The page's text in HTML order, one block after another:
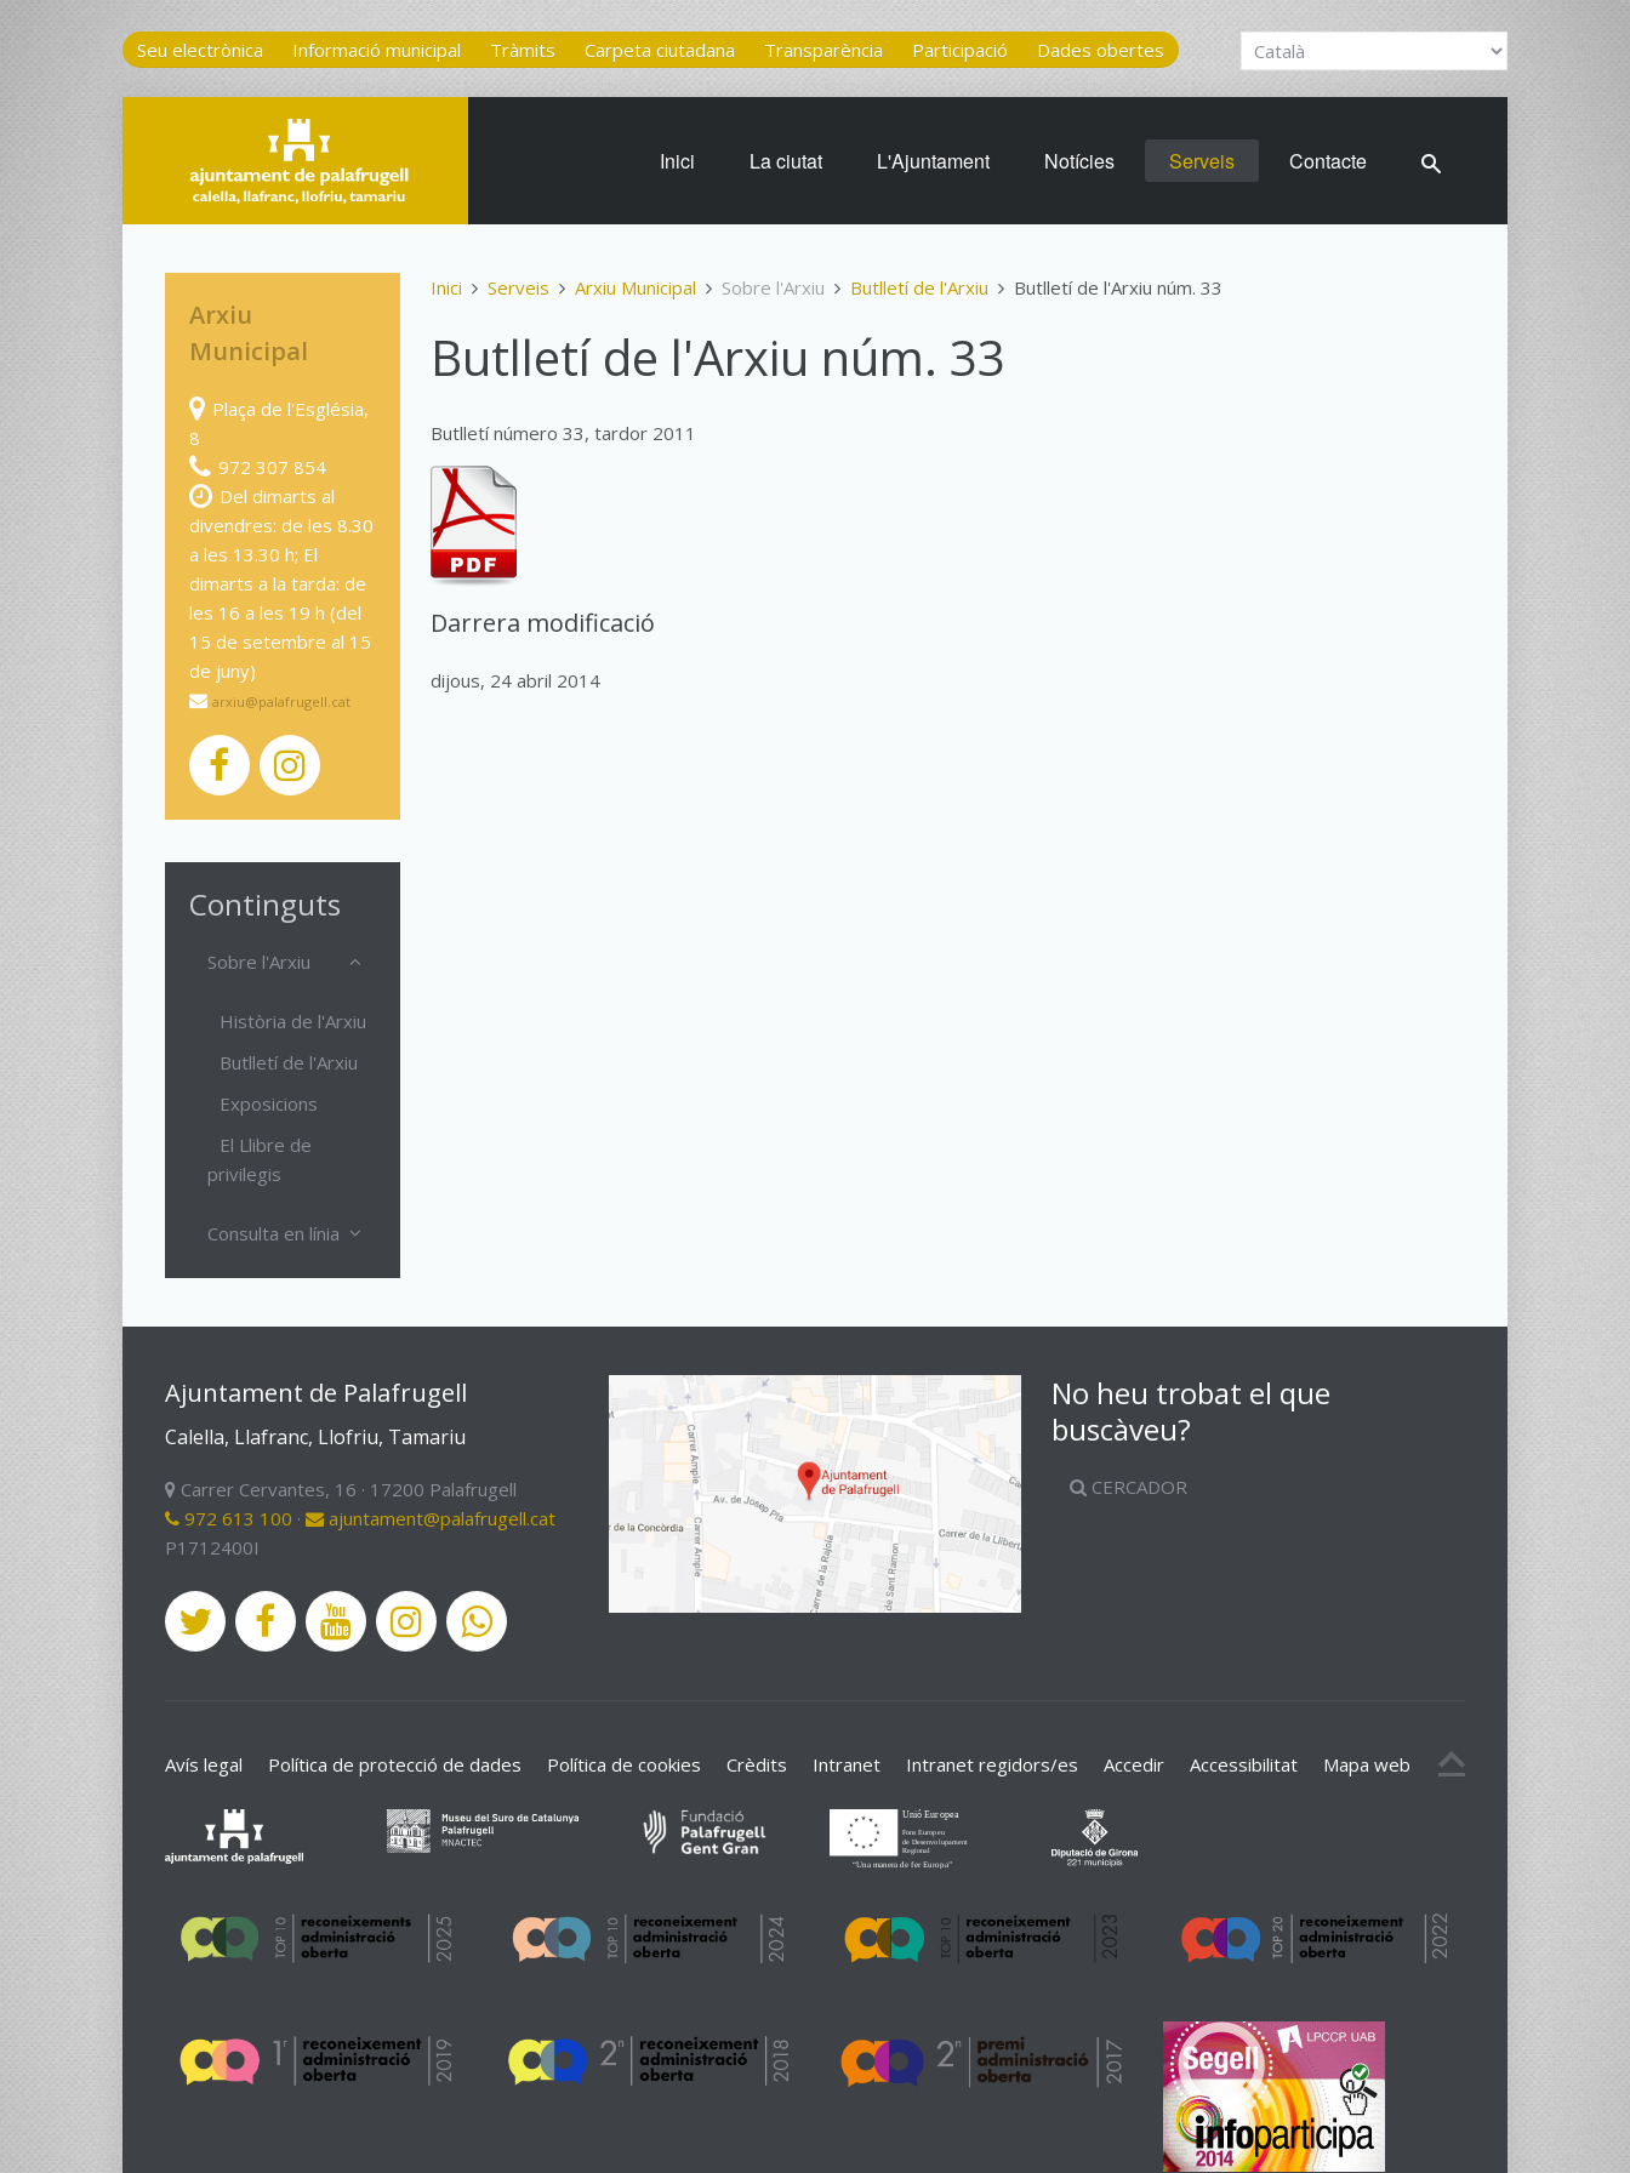
Seu electrònica Informació municipal Tràmits Carpeta ciutadana Transparència Participació Dades obertes
Inici La ciutat L'Ajuntament Notícies Serveis Contacte
Inici Serveis Arxiu Municipal Sobre l'Arxiu Butlletí de l'Arxiu Butlletí de l'Arxiu núm. 33
Butlletí de l'Arxiu núm. 33
Butlletí número 33, tardor 2011
Darrera modificació
dijous, 24 abril 2014
Arxiu
Municipal
Plaça de l'Església,
8
972 307 854
Del dimarts al
divendres: de les 8.30
a les 13.30 h; El
dimarts a la tarda: de
les 16 a les 19 h (del
15 de setembre al 15
de juny)
arxiu@palafrugell.cat
Continguts
Sobre l'Arxiu
Història de l'Arxiu
Butlletí de l'Arxiu
Exposicions
El Llibre de
privilegis
Consulta en línia
Ajuntament de Palafrugell
Calella, Llafranc, Llofriu, Tamariu
Carrer Cervantes, 16 · 17200 Palafrugell
972 613 100 ·
ajuntament@palafrugell.cat
P1712400I
No heu trobat el que
buscàveu?
CERCADOR
Avís legal Política de protecció de dades Política de cookies Crèdits Intranet Intranet regidors/es Accedir Accessibilitat Mapa web